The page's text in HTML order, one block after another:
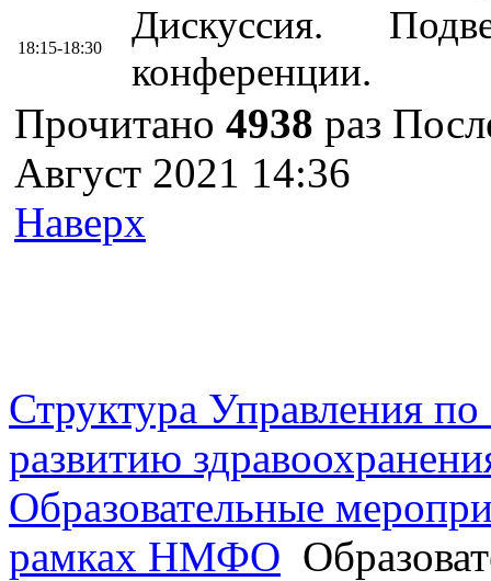
18:15-18:30
Дискуссия.
конференции.
Прочитано 4938 раз
Август 2021 14:36
Наверх
Структура Управления
развитию
Образовательные
рамках НМФО